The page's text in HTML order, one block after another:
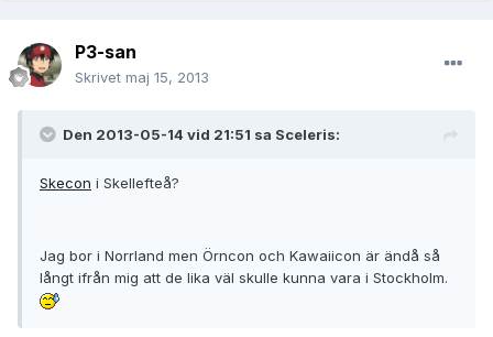
P3-san
Skrivet maj 15, 2013
Den 2013-05-14 vid 21:51 sa Sceleris:
Skecon i Skellefteå?
Jag bor i Norrland men Örncon och Kawaiicon är ändå så
långt ifrån mig att de lika väl skulle kunna vara i Stockholm.